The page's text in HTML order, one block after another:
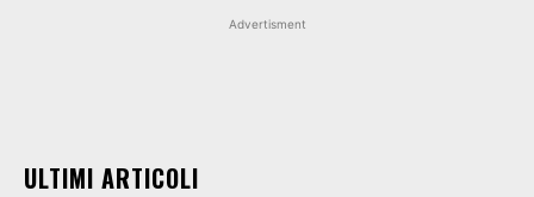
Advertisment
ULTIMI ARTICOLI